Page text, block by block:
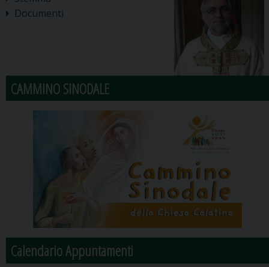
Documenti
CAMMINO SINODALE
Calendario Appuntamenti